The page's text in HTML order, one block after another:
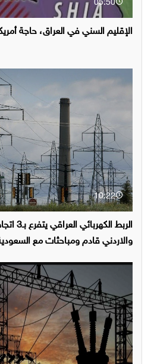
05:50
الإقليم السني في العراق، حاجة
10:22
الربط
والاردني قادم ومباحثات مع